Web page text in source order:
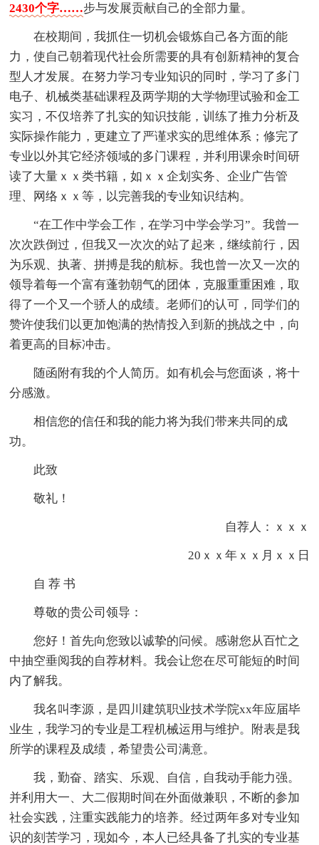
2430个字……步与发展贡献自己的全部力量。
在校期间，我抓住一切机会锻炼自己各方面的能
力，使自己朝着现代社会所需要的具有创新精神的复合
型人才发展。在努力学习专业知识的同时，学习了多门
电子、机械类基础课程及两学期的大学物理试验和金工
实习，不仅培养了扎实的知识技能，训练了推力分析及
实际操作能力，更建立了严谨求实的思维体系；修完了
专业以外其它经济领域的多门课程，并利用课余时间研
读了大量ｘｘ类书籍，如ｘｘ企划实务、企业广告管
理、网络ｘｘ等，以完善我的专业知识结构。
“在工作中学会工作，在学习中学会学习”。我曾一
次次跌倒过，但我又一次次的站了起来，继续前行，因
为乐观、执著、拼搏是我的航标。我也曾一次又一次的
领导着每一个富有蓬勃朝气的团体，克服重重困难，取
得了一个又一个骄人的成绩。老师们的认可，同学们的
赞许使我们以更加饱满的热情投入到新的挑战之中，向
着更高的目标冲击。
随函附有我的个人简历。如有机会与您面谈，将十
分感激。
相信您的信任和我的能力将为我们带来共同的成
功。
此致
敬礼！
自荐人：ｘｘｘ
20ｘｘ年ｘｘ月ｘｘ日
自 荐 书
尊敬的贵公司领导：
您好！首先向您致以诚挚的问候。感谢您从百忙之
中抽空垂阅我的自荐材料。我会让您在尽可能短的时间
内了解我。
我名叫李源，是四川建筑职业技术学院xx年应届毕
业生，我学习的专业是工程机械运用与维护。附表是我
所学的课程及成绩，希望贵公司满意。
我，勤奋、踏实、乐观、自信，自我动手能力强。
并利用大一、大二假期时间在外面做兼职，不断的参加
社会实践，注重实践能力的培养。经过两年多对专业知
识的刻苦学习，现如今，本人已经具备了扎实的专业基